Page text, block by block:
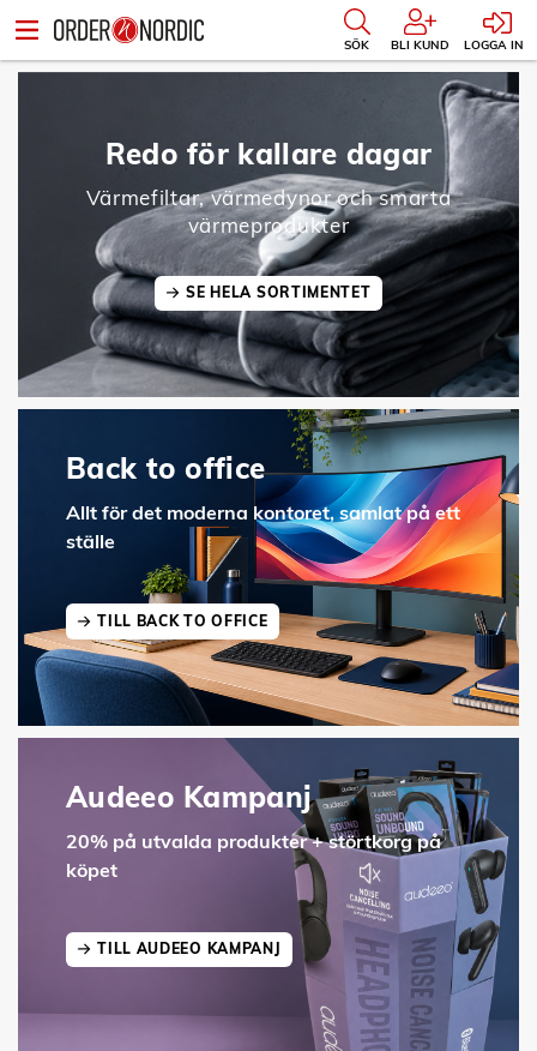
SÖK BLI KUND LOGGA IN
Redo för kallare dagar
Värmefiltar, värmedynor och smarta
värmeprodukter
SE HELA SORTIMENTET
Back to office
Allt för det moderna kontoret, samlat på ett
ställe
TILL BACK TO OFFICE
Audeeo Kampanj
20% på utvalda produkter + störtkorg på
köpet
TILL AUDEEO KAMPANJ